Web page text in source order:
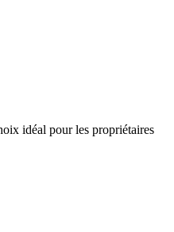
idéal pour les propriétaires